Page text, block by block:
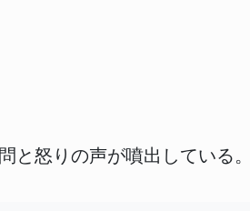
と怒りの声が噴出している。